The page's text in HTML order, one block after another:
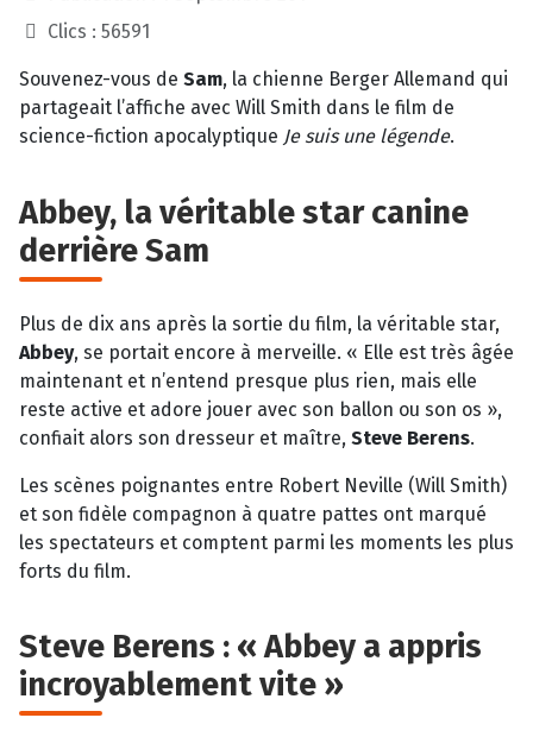
Clics : 56591
Souvenez-vous de Sam, la chienne Berger Allemand qui
partageait l’affiche avec Will Smith dans le film de
science-fiction apocalyptique Je suis une légende.
Abbey, la véritable star canine
derrière Sam
Plus de dix ans après la sortie du film, la véritable star,
Abbey, se portait encore à merveille. « Elle est très âgée
maintenant et n’entend presque plus rien, mais elle
reste active et adore jouer avec son ballon ou son os »,
confiait alors son dresseur et maître, Steve Berens.
Les scènes poignantes entre Robert Neville (Will Smith)
et son fidèle compagnon à quatre pattes ont marqué
les spectateurs et comptent parmi les moments les plus
forts du film.
Steve Berens : « Abbey a appris
incroyablement vite »